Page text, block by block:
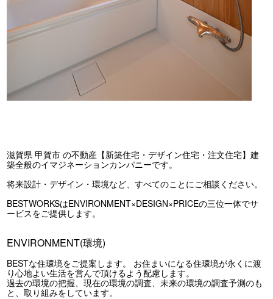
滋賀県 甲賀市 の不動産【新築住宅・デザイン住宅・注文住宅】建
築全般のイマジネーションカンパニーです。
将来設計・デザイン・環境など、すべてのことにご相談ください。
BESTWORKSはENVIRONMENT×DESIGN×PRICEの三位一体でサ
ービスをご提供します。
ENVIRONMENT(環境)
BESTな住環境をご提案します。 お住まいになる住環境が永くに渡
り心地よい生活を営んで頂けるよう配慮します。
過去の環境の把握、現在の環境の調査、未来の環境の調査予測のも
と、取り組みをしています。